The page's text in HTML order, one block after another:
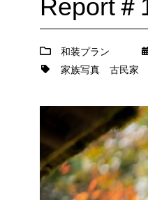
Report＃
和装プラン
家族写真
古民家